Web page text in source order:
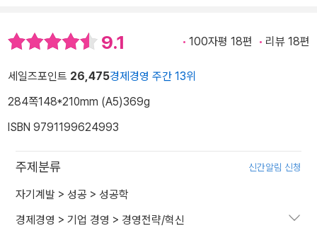
9.1 100자평 18편 리뷰 18편
세일즈포인트 26,475경제경영 주간 13위
284쪽148*210mm (A5)369g
ISBN 9791199624993
주제분류 신간알림 신청
자기계발 > 성공 > 성공학
경제경영 > 기업 경영 > 경영전략/혁신